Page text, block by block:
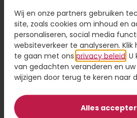
✔Een vast aanspreekpunt
Het is duidelijk wie jouw
persoon denkt mee over jouw
bedrijf.
✔Eenvoudig bestellen, ook
Wij en onze partners gebruiken
site, zoals cookies om inhoud en
personaliseren, social media
websiteverkeer te analyseren.
te gaan met ons privacy beleid .
van gedachten veranderen en
wijzigen door terug te keren naar
Alles